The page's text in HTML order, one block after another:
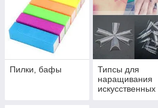
Пилки, бафы
Типсы для
наращивания
искусственных